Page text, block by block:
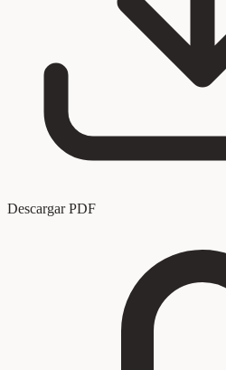
Descargar PDF